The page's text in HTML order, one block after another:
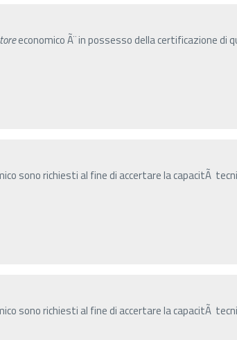
economico Ã¨ in possesso della certificazione di
sono richiesti al fine di accertare la capacitÃ
sono richiesti al fine di accertare la capacitÃ